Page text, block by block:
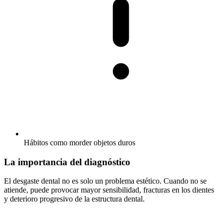
Hábitos como morder objetos duros
La importancia del diagnóstico
El desgaste dental no es solo un problema estético. Cuando no se
atiende, puede provocar mayor sensibilidad, fracturas en los dientes
y deterioro progresivo de la estructura dental.